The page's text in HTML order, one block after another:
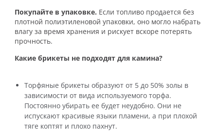
Покупайте в упаковке. Если топливо продается без
плотной полиэтиленовой упаковки, оно могло набрать
влагу за время хранения и рискует вскоре потерять
прочность.
Какие брикеты не подходят для камина?
Торфяные брикеты образуют от 5 до 50% золы в
зависимости от вида используемого торфа.
Постоянно убирать ее будет неудобно. Они не
испускают красивые языки пламени, а при плохой
тяге коптят и плохо пахнут.